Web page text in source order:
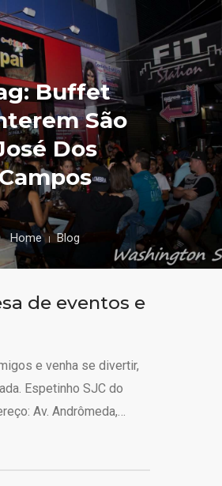
Buffet
São
Dos
Home Blog
de eventos e
e venha se divertir,
Espetinho SJC do
Av. Andrômeda,…